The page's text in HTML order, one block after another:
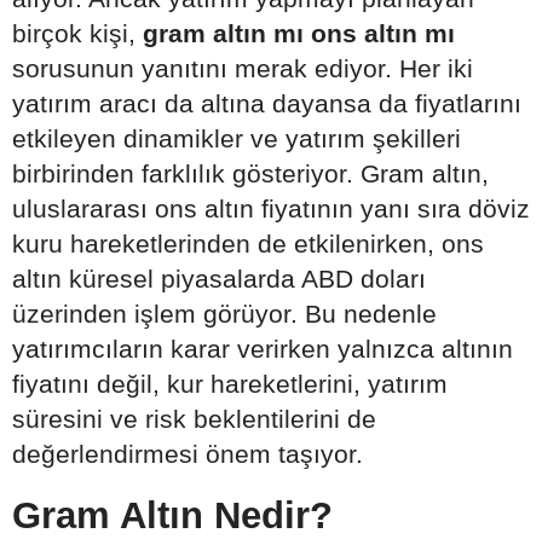
birçok kişi, gram altın mı ons altın mı
sorusunun yanıtını merak ediyor. Her iki
yatırım aracı da altına dayansa da fiyatlarını
etkileyen dinamikler ve yatırım şekilleri
birbirinden farklılık gösteriyor. Gram altın,
uluslararası ons altın fiyatının yanı sıra döviz
kuru hareketlerinden de etkilenirken, ons
altın küresel piyasalarda ABD doları
üzerinden işlem görüyor. Bu nedenle
yatırımcıların karar verirken yalnızca altının
fiyatını değil, kur hareketlerini, yatırım
süresini ve risk beklentilerini de
değerlendirmesi önem taşıyor.
Gram Altın Nedir?